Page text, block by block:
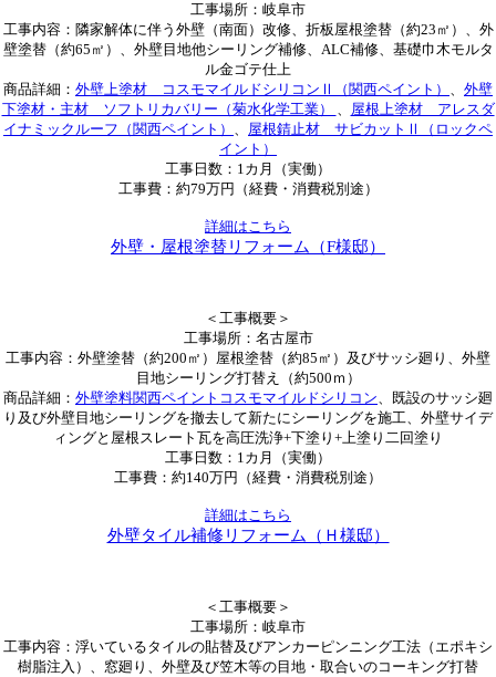
工事場所：岐阜市
工事内容：隣家解体に伴う外壁（南面）改修、折板屋根塗替（約23㎡）、外
壁塗替（約65㎡）、外壁目地他シーリング補修、ALC補修、基礎巾木モルタ
ル金ゴテ仕上
商品詳細： 外壁上塗材 コスモマイルドシリコンⅡ（関西ペイント） 、 外壁
下塗材・主材 ソフトリカバリー（菊水化学工業） 、 屋根上塗材 アレスダ
イナミックルーフ（関西ペイント） 、 屋根錆止材 サビカットⅡ（ロックペ
イント）
工事日数：1カ月（実働）
工事費：約79万円（経費・消費税別途）
詳細はこちら
外壁・屋根塗替リフォーム（F様邸）
＜工事概要＞
工事場所：名古屋市
工事内容：外壁塗替（約200㎡）屋根塗替（約85㎡）及びサッシ廻り、外壁
目地シーリング打替え（約500ｍ）
商品詳細： 外壁塗料関西ペイントコスモマイルドシリコン、既設のサッシ廻
り及び外壁目地シーリングを撤去して新たにシーリングを施工、外壁サイデ
ィングと屋根スレート瓦を高圧洗浄+下塗り+上塗り二回塗り
工事日数：1カ月（実働）
工事費：約140万円（経費・消費税別途）
詳細はこちら
外壁タイル補修リフォーム（Ｈ様邸）
＜工事概要＞
工事場所：岐阜市
工事内容：浮いているタイルの貼替及びアンカーピンニング工法（エポキシ
樹脂注入）、窓廻り、外壁及び笠木等の目地・取合いのコーキング打替